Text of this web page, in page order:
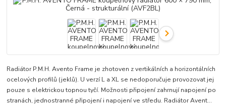
Radiátor P.M.H. Avento Frame je zhotoven z vertikálních a horizontálních
ocelových profilů (jeklů). U verzí L a XL se nedoporučuje provozovat jej
pouze s elektrickou topnou tyčí. Možnosti připojení zahrnují napojení po
stranách, jednostranné připojení i napojení ve středu. Radiátor Avent...